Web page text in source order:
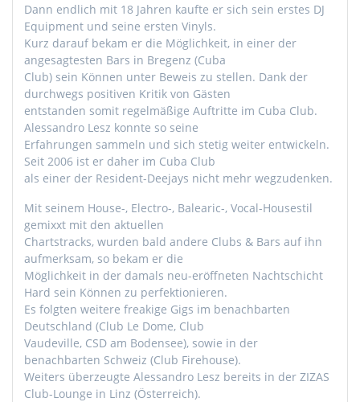
Dann endlich mit 18 Jahren kaufte er sich sein erstes DJ
Equipment und seine ersten Vinyls.
Kurz darauf bekam er die Möglichkeit, in einer der
angesagtesten Bars in Bregenz (Cuba
Club) sein Können unter Beweis zu stellen. Dank der
durchwegs positiven Kritik von Gästen
entstanden somit regelmäßige Auftritte im Cuba Club.
Alessandro Lesz konnte so seine
Erfahrungen sammeln und sich stetig weiter entwickeln.
Seit 2006 ist er daher im Cuba Club
als einer der Resident-Deejays nicht mehr wegzudenken.
Mit seinem House-, Electro-, Balearic-, Vocal-Housestil
gemixxt mit den aktuellen
Chartstracks, wurden bald andere Clubs & Bars auf ihn
aufmerksam, so bekam er die
Möglichkeit in der damals neu-eröffneten Nachtschicht
Hard sein Können zu perfektionieren.
Es folgten weitere freakige Gigs im benachbarten
Deutschland (Club Le Dome, Club
Vaudeville, CSD am Bodensee), sowie in der
benachbarten Schweiz (Club Firehouse).
Weiters überzeugte Alessandro Lesz bereits in der ZIZAS
Club-Lounge in Linz (Österreich).